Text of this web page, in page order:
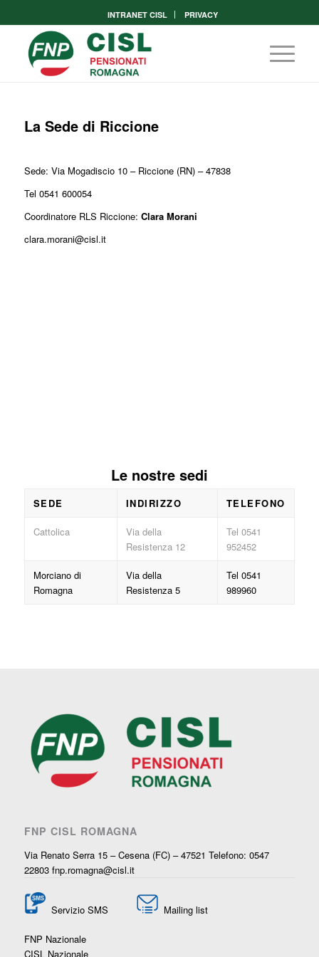
INTRANET CISL PRIVACY
La Sede di Riccione
Sede: Via Mogadiscio 10– Riccione (RN) – 47838
Tel 0541 600054
Coordinatore RLS Riccione: Clara Morani
clara.morani@cisl.it
Le nostre sedi
SEDE INDIRIZZO TELEFONO
Cattolica
Via della
Resistenza 12
Tel 0541
952452
Morciano di
Romagna
Via della
Resistenza 5
Tel 0541
989960
FNP CISL ROMAGNA
Via Renato Serra 15 – Cesena (FC) – 47521 Telefono: 0547
22803 fnp.romagna@cisl.it
Servizio SMS Mailing list
FNP Nazionale
CISL Nazionale